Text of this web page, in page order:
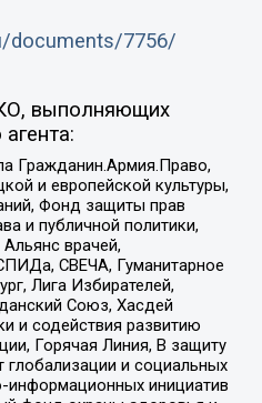
documents/7756/
выполняющих
Гражданин.Армия.Право,
и европейской культуры,
Фонд защиты прав
и публичной политики,
врачей,
СВЕЧА, Гуманитарное
Лига Избирателей,
Союз, Хасдей
и содействия развитию
Горячая Линия, В защиту
глобализации и социальных
инициатив